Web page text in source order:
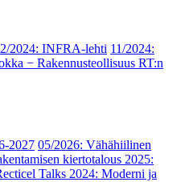
2024: INFRA-lehti 11/2024:
− Rakennusteollisuus RT:n
2027 05/2026: Vähähiilinen
kiertotalous 2025:
Talks 2024: Moderni ja